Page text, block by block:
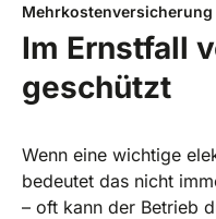
Mehrkostenversicherung
Im Ernstfall
geschützt
Wenn eine wichtige
bedeutet das nicht
– oft kann der Betrieb